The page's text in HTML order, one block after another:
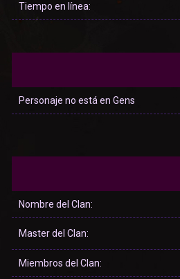
Tiempo en línea:
Personaje no está en Gens
Nombre del Clan:
Master del Clan:
Miembros del Clan: